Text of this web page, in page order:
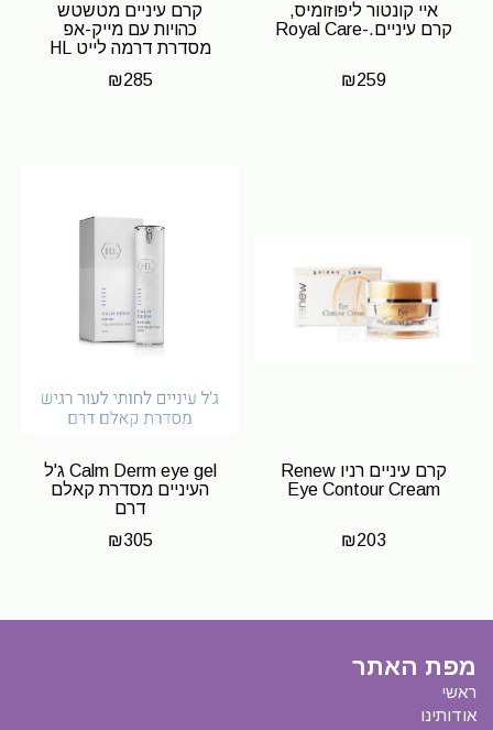
איי קונטור ליפוזומיס,
‏קרם עיניים.-Royal Care
₪259
קרם עיניים מטשטש
כהויות עם מייק-אפ
מסדרת דרמה לייט HL
₪285
קרם עיניים רניו Renew
Eye Contour Cream
₪203
Calm Derm eye gel ג'ל
העיניים מסדרת קאלם
דרם
₪305
מפת האתר
ראשי
אודותינו